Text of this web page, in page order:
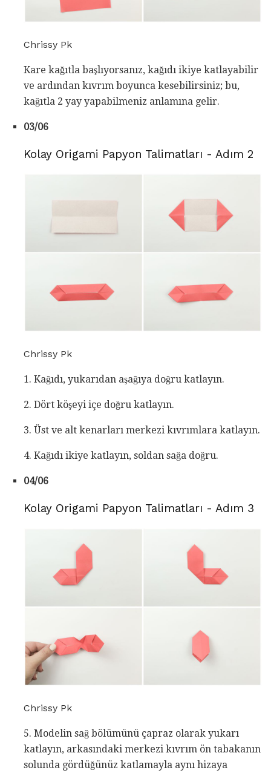
Chrissy Pk
Kare kağıtla başlıyorsanız, kağıdı ikiye katlayabilir
ve ardından kıvrım boyunca kesebilirsiniz; bu,
kağıtla 2 yay yapabilmeniz anlamına gelir.
03/06
Kolay Origami Papyon Talimatları - Adım 2
Chrissy Pk
1. Kağıdı, yukarıdan aşağıya doğru katlayın.
2. Dört köşeyi içe doğru katlayın.
3. Üst ve alt kenarları merkezi kıvrımlara katlayın.
4. Kağıdı ikiye katlayın, soldan sağa doğru.
04/06
Kolay Origami Papyon Talimatları - Adım 3
Chrissy Pk
5. Modelin sağ bölümünü çapraz olarak yukarı
katlayın, arkasındaki merkezi kıvrım ön tabakanın
solunda gördüğünüz katlamayla aynı hizaya